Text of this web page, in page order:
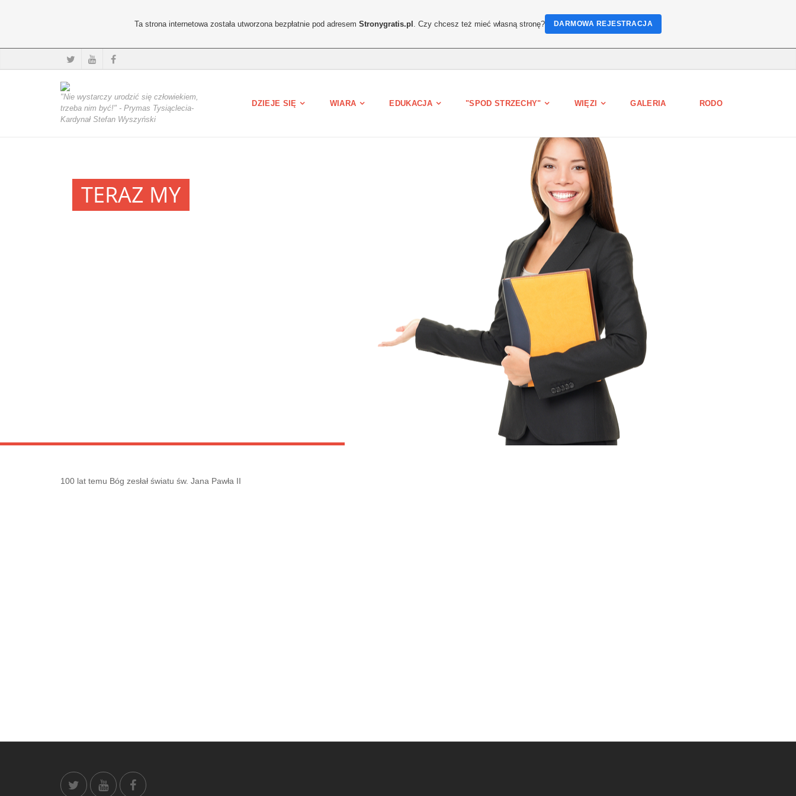
"Nie wystarczy urodzić się człowiekiem,
trzeba nim być!" - Prymas Tysiąclecia-
Kardynał Stefan Wyszyński
DZIEJE SIĘ WIARA EDUKACJA "SPOD STRZECHY" WIĘZI GALERIA RODO
TERAZ MY
100 lat temu Bóg zesłał światu św. Jana Pawła II
Ta strona internetowa została utworzona bezpłatnie pod adresem Stronygratis.pl . Czy chcesz też mieć własną stronę? DARMOWA REJESTRACJA